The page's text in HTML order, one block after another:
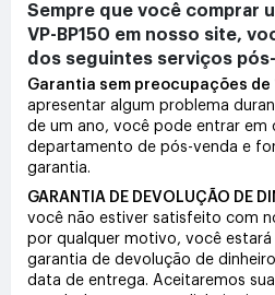
Sempre que você comprar
VP-BP150 em nosso site,
dos seguintes serviços
Garantia sem preocupações de
apresentar algum problema
de um ano, você pode entrar
departamento de pós-venda e
garantia.
GARANTIA DE DEVOLUÇÃO DE
você não estiver satisfeito com
por qualquer motivo, você
garantia de devolução de
data de entrega. Aceitaremos